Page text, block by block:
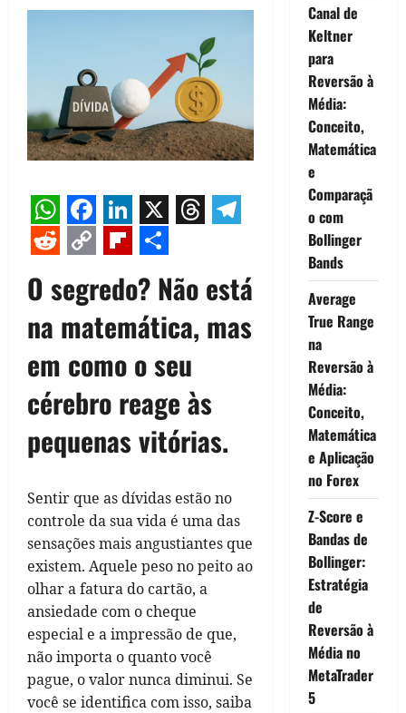
WhatsApp
Facebook
LinkedIn
X Telegram
Reddit
Copy
Link
Flipboard
Share
O segredo? Não está
na matemática, mas
em como o seu
cérebro reage às
pequenas vitórias.
Sentir que as dívidas estão no
controle da sua vida é uma das
sensações mais angustiantes que
existem. Aquele peso no peito ao
olhar a fatura do cartão, a
ansiedade com o cheque
especial e a impressão de que,
não importa o quanto você
pague, o valor nunca diminui. Se
você se identifica com isso, saiba
Canal de
Keltner
para
Reversão à
Média:
Conceito,
Matemática
e
Comparaçã
o com
Bollinger
Bands
Average
True Range
na
Reversão à
Média:
Conceito,
Matemática
e Aplicação
no Forex
Z-Score e
Bandas de
Bollinger:
Estratégia
de
Reversão à
Média no
MetaTrader
5